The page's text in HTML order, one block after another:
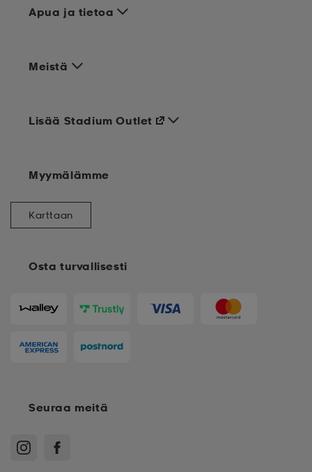
Apua ja tietoa
Meistä
Osta turvallisesti
Lisää Stadium Outlet
Myymälämme
Karttaan
Seuraa meitä